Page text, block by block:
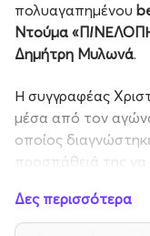
πολυαγαπημένου
Ντούμα «ΠΙ
Δημήτρη Μυλωνά.
Η συγγραφέας
μέσα από τον
οποίος
προσπάθειά της να
δημιουργία της
σκοπό την
Δες περισσότερα